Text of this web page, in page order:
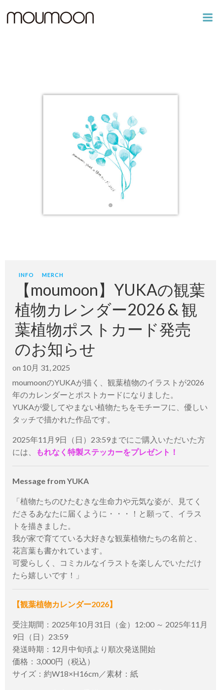
プ
INFO MERCH
【moumoon】YUKAの観葉
植物カレンダー2026 & 観
葉植物ポストカード発売
のお知らせ
on 10月 31, 2025
moumoonのYUKAが描く、観葉植物のイラストが2026
年のカレンダーとポストカードになりました。
YUKAが愛してやまない植物たちをモチーフに、優しい
タッチで描かれた作品です。
2025年11月9日（日）23:59までにご購入いただいた方
には、
もれなく特製ステッカーをプレゼント！
Message from YUKA
「植物たちのひたむきな生命力や元気な姿が、見てく
ださるあなたに届くように・・・！と願って、イラス
トを描きました。
我が家で育てている大好きな観葉植物たちの名前と、
花言葉も書かれています。
可愛らしく、コミカルなイラストを楽しんでいただけ
たら嬉しいです！」
【観葉植物カレンダー2026】
受注期間：2025年10月31日（金）12:00 ～ 2025年11月
9日（日）23:59
発送時期：12月中旬頃より順次発送開始
価格：3,000円（税込）
サイズ：約W18×H16cm／素材：紙